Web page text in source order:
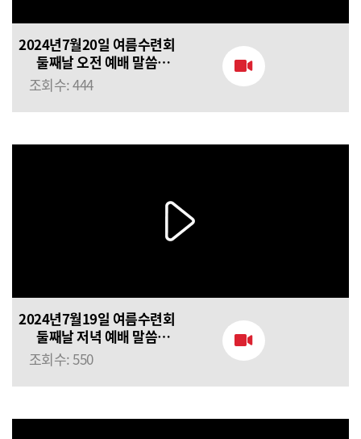
2024년7월20일 여름수련회
둘째날 오전 예배 말씀
(손인규 목사) 깨끗함을
받으라
조회수: 444
2024년7월19일 여름수련회
둘째날 저녁 예배 말씀
(정의호 목사) 거룩한 산
제물이 되라
조회수: 550